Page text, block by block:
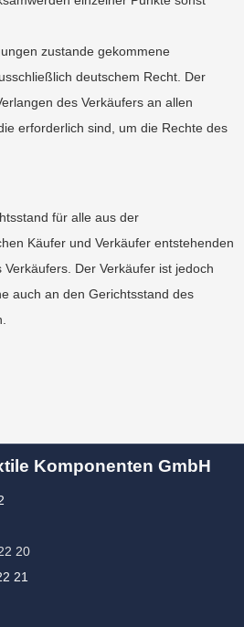
zustande gekommene
deutschem Recht. Der
des Verkäufers an allen
erforderlich sind, um die Rechte des
für alle aus der
Käufer und Verkäufer entstehenden
Der Verkäufer ist jedoch
auch an den Gerichtsstand des
Komponenten GmbH
20
21